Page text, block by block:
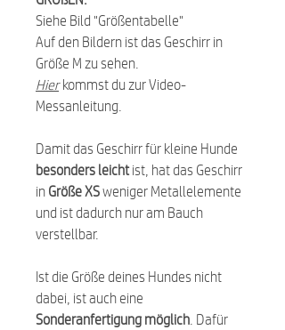
Siehe Bild "Größentabelle"
Auf den Bildern ist das Geschirr in
Größe M zu sehen.
Hierkommst du zur Video-
Messanleitung.
Damit das Geschirr für kleine Hunde
besonders leichtist, hat das Geschirr
in Größe XSweniger Metallelemente
und ist dadurch nur am Bauch
verstellbar.
Ist die Größe deines Hundes nicht
dabei, ist auch eine
Sonderanfertigung möglich . Dafür